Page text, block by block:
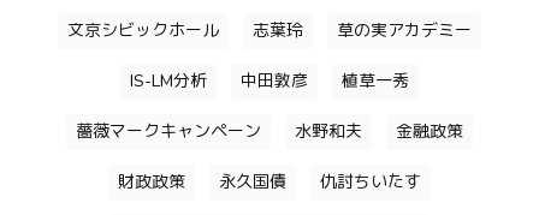
文京シビックホール 志葉玲 草の実アカデミー
IS-LM分析 中田敦彦 植草一秀
薔薇マークキャンペーン 水野和夫 金融政策
財政政策 永久国債 仇討ちいたす